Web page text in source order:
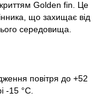
Golden fin. Це
що захищає від
середовища.
повітря до +52
-15 °C.